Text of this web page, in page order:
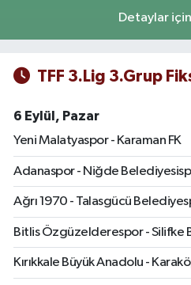
Detaylar için
TFF 3.Lig 3.Grup
6 Eylül, Pazar
Yeni Malatyaspor - Karaman FK
Adanaspor - Niğde
Ağrı 1970 - Talasgücü
Bitlis Özgüzelderespor - Silifke
Kırıkkale Büyük Anadolu -